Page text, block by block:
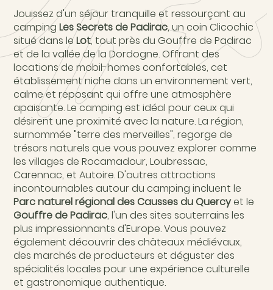
Jouissez d'un séjour tranquille et ressourçant au
campingLes Secrets de Padirac, un coin Clicochic
situé dans leLot, tout près du Gouffre de Padirac
et de la vallée de la Dordogne. Offrant des
locations de mobil-homes confortables, cet
établissement niche dans un environnement vert,
calme et reposant qui offre une atmosphère
apaisante. Le camping est idéal pour ceux qui
désirent une proximité avec la nature. La région,
surnommée "terre des merveilles", regorge de
trésors naturels que vous pouvez explorer comme
les villages de Rocamadour, Loubressac,
Carennac, et Autoire. D'autres attractions
incontournables autour du camping incluent le
Parc naturel régional des Causses du Quercyet le
Gouffre de Padirac, l'un des sites souterrains les
plus impressionnants d'Europe. Vous pouvez
également découvrir des châteaux médiévaux,
des marchés de producteurs et déguster des
spécialités locales pour une expérience culturelle
et gastronomique authentique.